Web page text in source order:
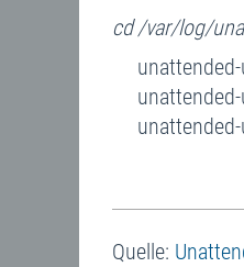
cd /var/log/
Quelle: